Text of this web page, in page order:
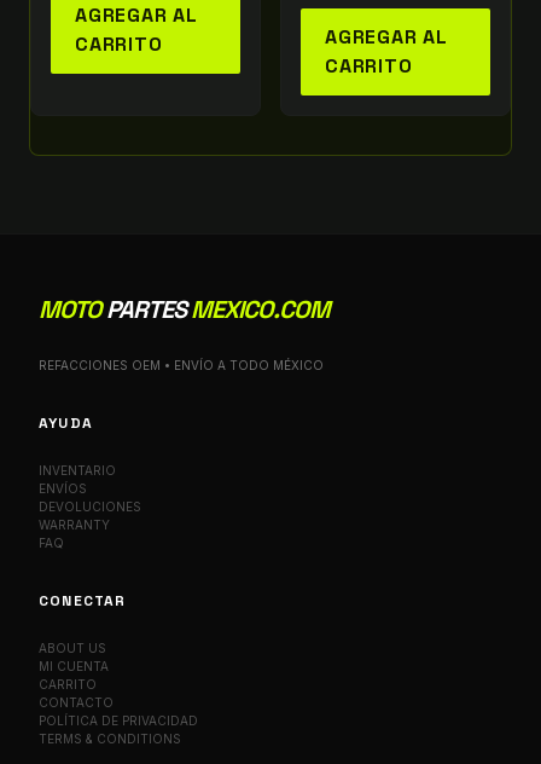
AGREGAR AL
CARRITO
AGREGAR AL
CARRITO
MOTOPARTESMEXICO.COM
REFACCIONES OEM • ENVÍO A TODO MÉXICO
AYUDA
INVENTARIO
ENVÍOS
DEVOLUCIONES
WARRANTY
FAQ
CONECTAR
ABOUT US
MI CUENTA
CARRITO
CONTACTO
POLÍTICA DE PRIVACIDAD
TERMS & CONDITIONS